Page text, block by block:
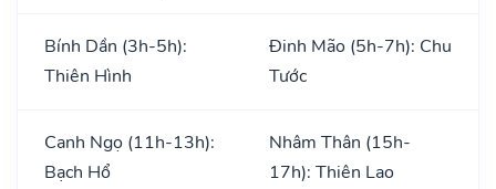
Bính Dần (3h-5h):
Thiên Hình
Đinh Mão (5h-7h): Chu
Tước
Canh Ngọ (11h-13h):
Bạch Hổ
Nhâm Thân (15h-
17h): Thiên Lao